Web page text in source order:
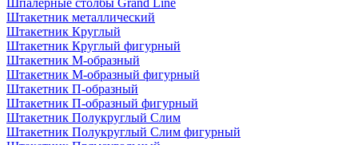
Шпалерные столбы Grand Line
Штакетник металлический
Штакетник Круглый
Штакетник Круглый фигурный
Штакетник М-образный
Штакетник М-образный фигурный
Штакетник П-образный
Штакетник П-образный фигурный
Штакетник Полукруглый Слим
Штакетник Полукруглый Слим фигурный